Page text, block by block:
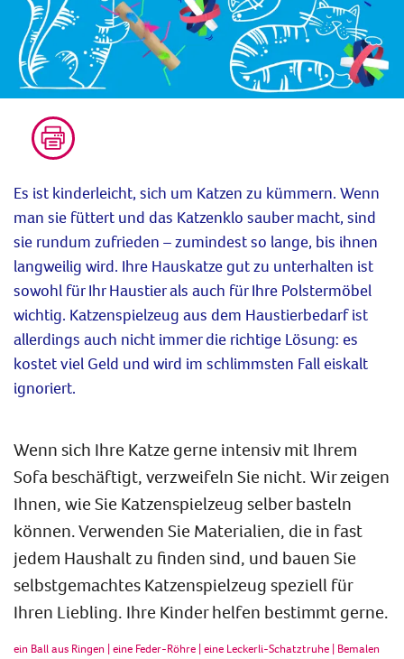
Es ist kinderleicht, sich um Katzen zu kümmern. Wenn
man sie füttert und das Katzenklo sauber macht, sind
sie rundum zufrieden – zumindest so lange, bis ihnen
langweilig wird. Ihre Hauskatze gut zu unterhalten ist
sowohl für Ihr Haustier als auch für Ihre Polstermöbel
wichtig. Katzenspielzeug aus dem Haustierbedarf ist
allerdings auch nicht immer die richtige Lösung: es
kostet viel Geld und wird im schlimmsten Fall eiskalt
ignoriert.
Wenn sich Ihre Katze gerne intensiv mit Ihrem
Sofa beschäftigt, verzweifeln Sie nicht. Wir zeigen
Ihnen, wie Sie Katzenspielzeug selber basteln
können. Verwenden Sie Materialien, die in fast
jedem Haushalt zu finden sind, und bauen Sie
selbstgemachtes Katzenspielzeug speziell für
Ihren Liebling. Ihre Kinder helfen bestimmt gerne.
ein Ball aus Ringen |eine Feder-Röhre |eine Leckerli-Schatztruhe | Bemalen